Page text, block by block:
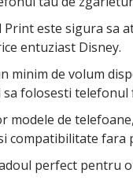
este sigura sa
entuziast Disney.
minim de volum
folosesti
de
compatibilitate fara
perfect pentru